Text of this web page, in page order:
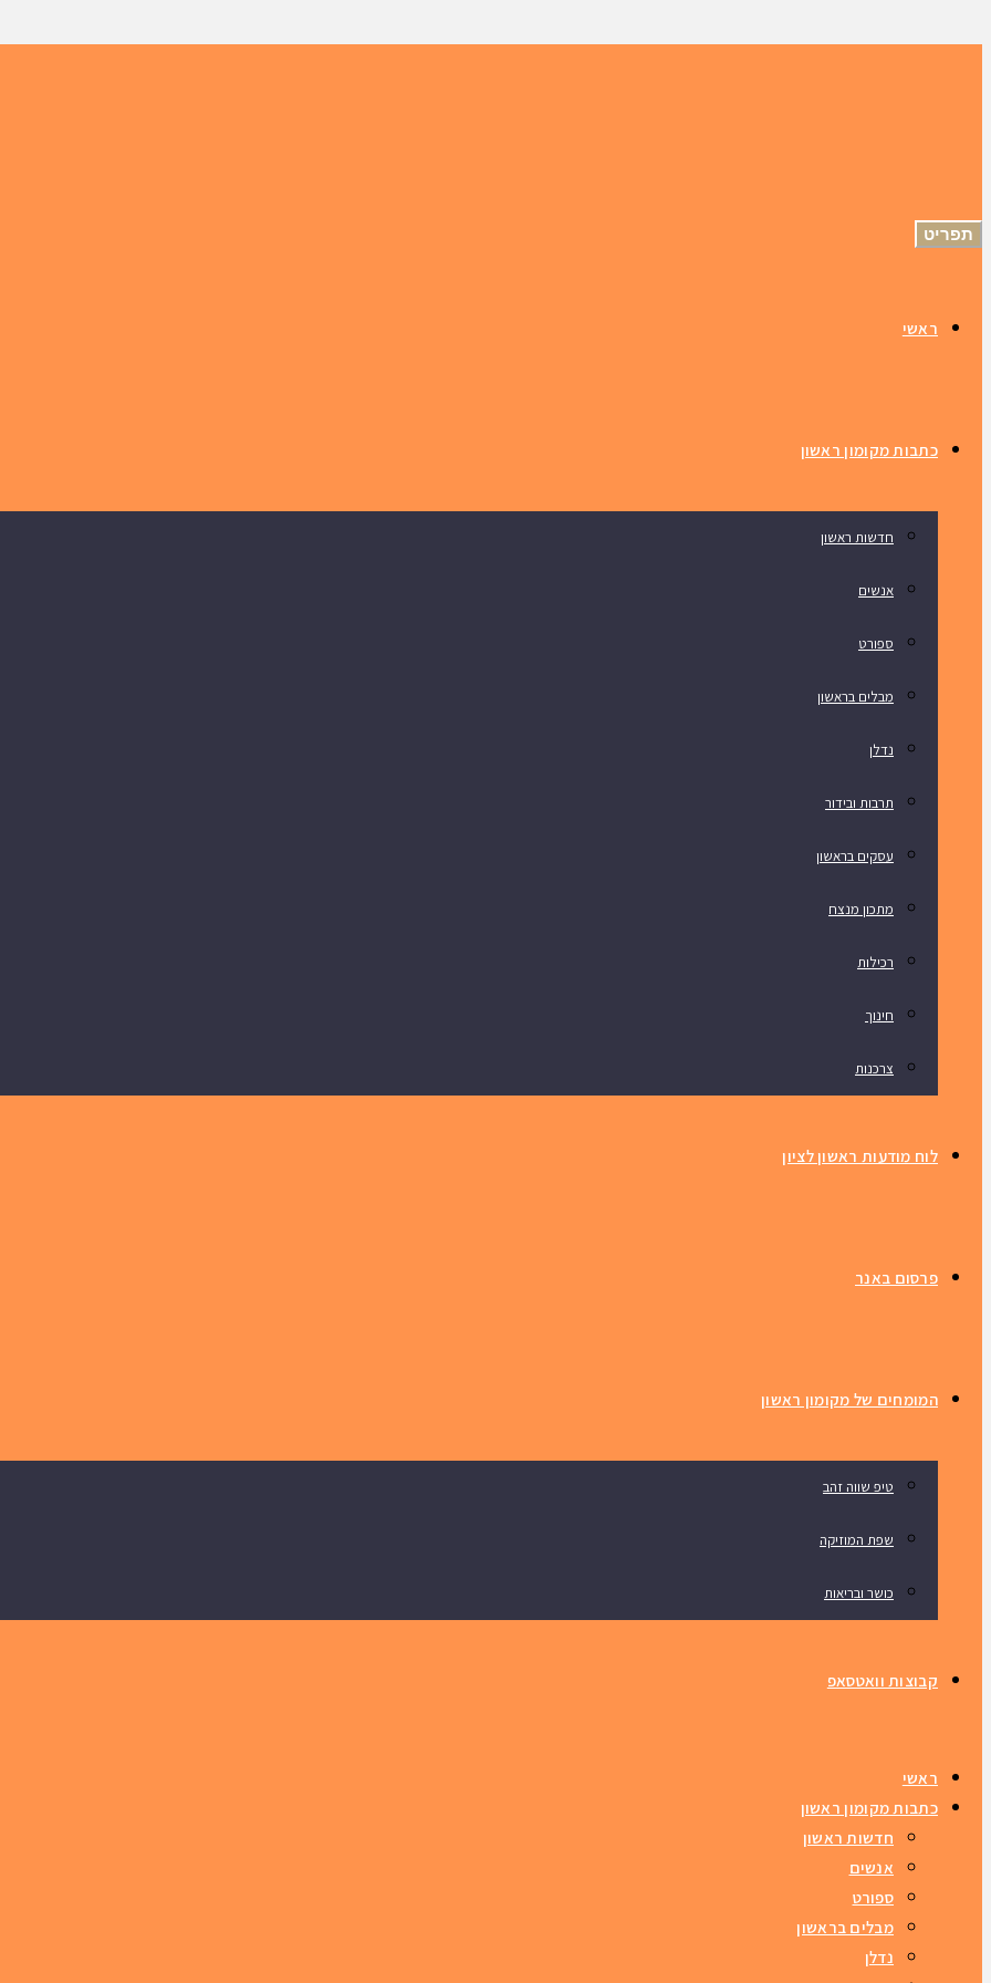
תפריט
ראשי
כתבות מקומון ראשון
חדשות ראשון
אנשים
ספורט
מבלים בראשון
נדלן
תרבות ובידור
עסקים בראשון
מתכון מנצח
רכילות
חינוך
צרכנות
לוח מודעות ראשון לציון
פרסום באנר
המומחים של מקומון ראשון
טיפ שווה זהב
שפת המוזיקה
כושר ובריאות
קבוצות וואטסאפ
ראשי
כתבות מקומון ראשון
חדשות ראשון
אנשים
ספורט
מבלים בראשון
נדלן